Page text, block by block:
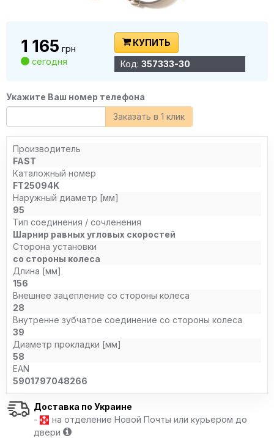
1 165 грн
сегодня
КУПИТЬ
Код: 357333-30
Укажите Ваш номер телефона
Заказать в 1 клик
Производитель
FAST
Каталожный номер
FT25094K
Наружный диаметр [мм]
95
Тип соединения / сочленения
Шарнир равных угловых скоростей
Сторона установки
со стороны колеса
Длина [мм]
156
Внешнее зацепление со стороны колеса
28
Внутренне зубчатое соединение со стороны колеса
39
Диаметр прокладки [мм]
58
EAN
5901797048266
Доставка по Украине
-
на отделение Новой Почты или курьером до
двери